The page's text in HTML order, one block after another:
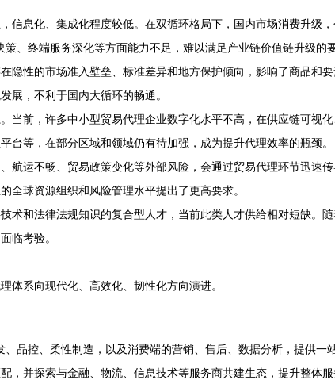
信息化、集成化程度较低。在双循环格局下，国内市场消费升级
、终端服务深化等方面能力不足，难以满足产业链价值链升级的要
隐性的市场准入壁垒、标准差异和地方保护倾向，影响了商品和
展，不利于国内大循环的畅通。
当前，许多中小型贸易代理企业数字化水平不高，在供应链可视
等，在部分区域和领域仍有待加强，成为提升代理效率的瓶颈。
航运不畅、贸易政策变化等外部风险，会通过贸易代理环节迅速
全球资源组织和风险管理水平提出了更高要求。
术和法律法规知识的复合型人才，当前此类人才供给相对短缺。
临考验。
体系向现代化、高效化、韧性化方向演进。
品控、柔性制造，以及消费端的营销、售后、数据分析，提供一
并探索与金融、物流、信息技术等服务商共建生态，提升整体服